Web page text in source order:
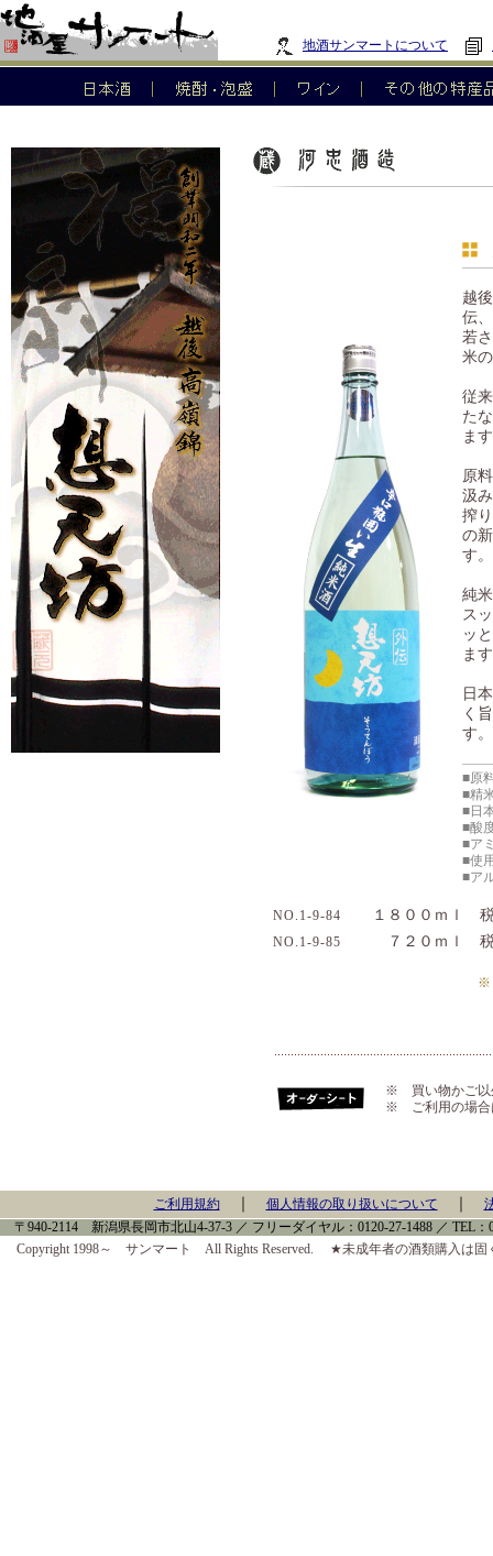
地酒サンマートについて
越
伝
若
米
従
た
ま
原
汲
搾
の
す。
純
ス
ッ
ま
日
く
す。
■原
■精
■日
■酸
■ア
■使
■ア
NO.1-9-84 １８００ｍｌ
NO.1-9-85 ７２０ｍｌ 税
※
※ 買い物かご以
※ ご利用の場合
ご利用規約｜ 個人情報の取り扱いについて
〒940-2114 新潟県長岡市北山4-37-3 ／ フリーダイヤル：0120-27-1488 ／ TEL：
Copyright 1998～ サンマート All Rights Reserved. ★未成年者の酒類購入は固